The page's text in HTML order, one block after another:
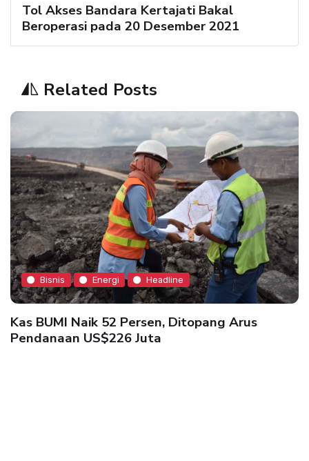
Tol Akses Bandara Kertajati Bakal
Beroperasi pada 20 Desember 2021
Related Posts
Bisnis Energi Headline
Kas BUMI Naik 52 Persen, Ditopang Arus
Pendanaan US$226 Juta